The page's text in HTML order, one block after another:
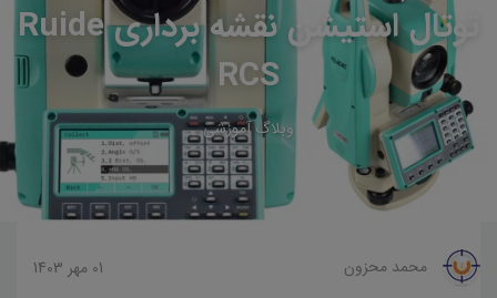
توتال استیشن نقشه برداری Ruide
RCS
وبلاگ آموزشی
محمد محزون 01 مهر 1403